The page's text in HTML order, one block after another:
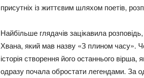
присутніх із життєвим шляхом поетів,
Найбільше глядачів зацікавила
Хвана, який мав назву «З плином часу».
історія створення його останнього
одразу почала обростати легендами. За